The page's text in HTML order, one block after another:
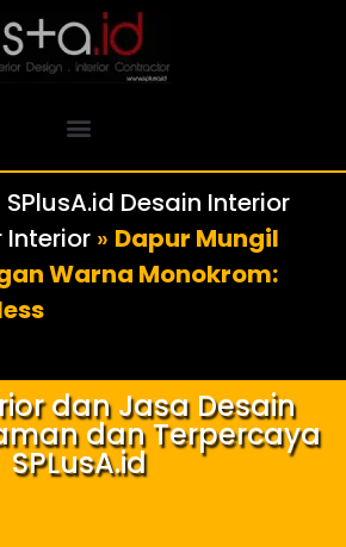
SPlusA.id Desain Interior
» Dapur Mungil
Warna Monokrom:
dan Jasa Desain
dan Terpercaya
SPLusA.id